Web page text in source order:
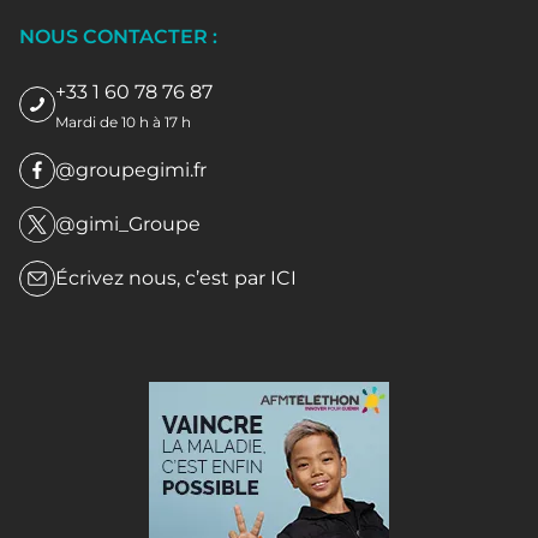
NOUS CONTACTER :
+33 1 60 78 76 87
Mardi de 10 h à 17 h
@groupegimi.fr
@gimi_Groupe
Écrivez nous, c’est par ICI